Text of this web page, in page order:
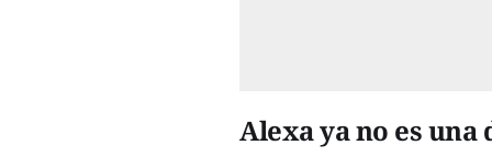
Alexa ya no es una